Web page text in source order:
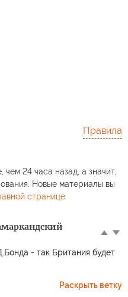
Правила
24 часа назад, а значит,
Новые материалы вы
странице.
- так Британия будет
Раскрыть ветку